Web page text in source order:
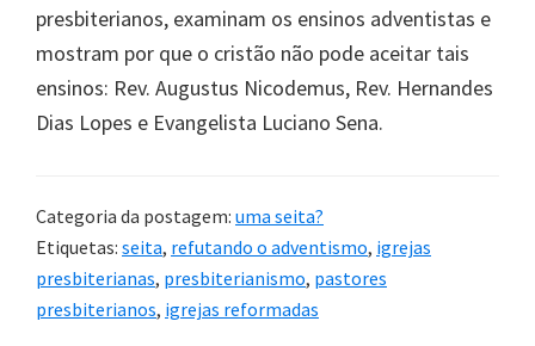
presbiterianos, examinam os ensinos adventistas e
mostram por que o cristão não pode aceitar tais
ensinos: Rev. Augustus Nicodemus, Rev. Hernandes
Dias Lopes e Evangelista Luciano Sena.
Categoria da postagem: uma seita?
Etiquetas: seita, refutando o adventismo, igrejas
presbiterianas, presbiterianismo, pastores
presbiterianos, igrejas reformadas